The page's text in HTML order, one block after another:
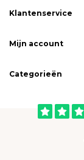
Klantenservice
Mijn account
Categorieën